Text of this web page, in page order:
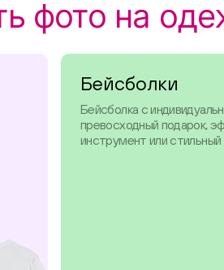
фото на
Бейсболки
Бейсболка с
превосходный подарок,
инструмент или